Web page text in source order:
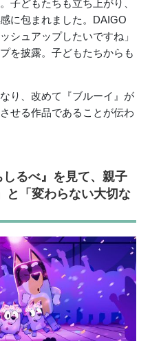
子どもたちも立ち上がり、
に包まれました。DAIGO
シュアップしたいですね」
を披露。子どもたちからも
り、改めて『ブルーイ』が
せる作品であることが伝わ
しるべ』を見て、親子
と「変わらない大切な